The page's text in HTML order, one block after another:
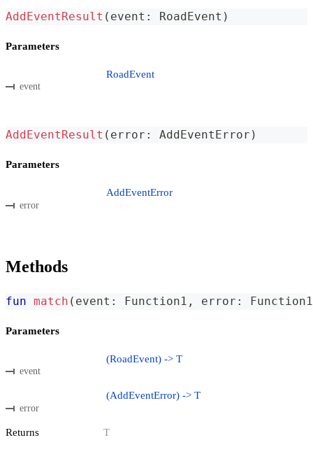
AddEventResult ( event : RoadEvent )
Parameters
event
RoadEvent
AddEventResult ( error : AddEventError )
Parameters
error
AddEventError
Methods
fun match ( event : Function1 , error : Function1
Parameters
event
(RoadEvent) -> T
error
(AddEventError) -> T
Returns T